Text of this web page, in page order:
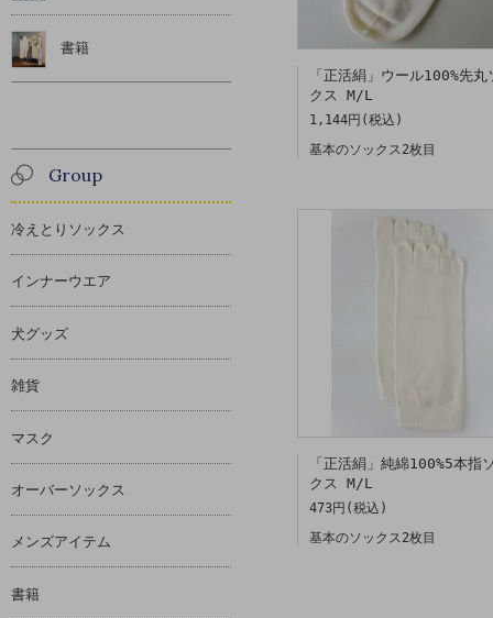
「正活絹」ウール100%先丸
クス M/L
1,144円(税込)
基本のソックス2枚目
「正活絹」純綿100%5本指
クス M/L
473円(税込)
基本のソックス2枚目
書籍
Group
冷えとりソックス
インナーウエア
犬グッズ
雑貨
マスク
オーバーソックス
メンズアイテム
書籍